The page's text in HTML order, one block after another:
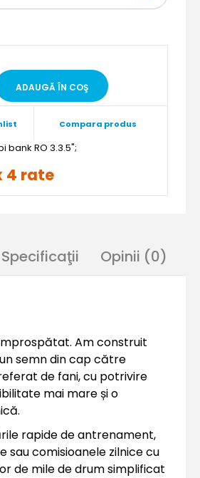
Compara produs
";
4 rate
Specificaţii Opinii (0)
Am construit
semn din cap către
de fani, cu potrivire
mai mare și o
rapide de antrenament,
sau comisioanele zilnice cu
de mile de drum simplificat